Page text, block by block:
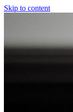
Skip to content